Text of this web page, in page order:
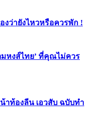
องว่ายังไหวหรือควรพัก !
หงส์ไทย’ ที่คุณไม่ควร
าท้องลีน เอวสับ ฉบับทำ